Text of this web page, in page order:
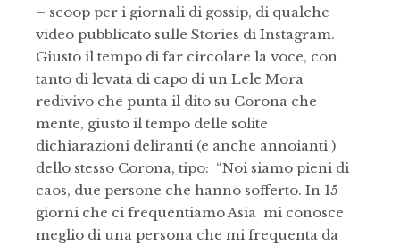
– scoop per i giornali di gossip, di qualche
video pubblicato sulle Stories di Instagram.
Giusto il tempo di far circolare la voce, con
tanto di levata di capo di un Lele Mora
redivivo che punta il dito su Corona che
mente, giusto il tempo delle solite
dichiarazioni deliranti (e anche annoianti )
dello stesso Corona, tipo: “Noi siamo pieni di
caos, due persone che hanno sofferto. In 15
giorni che ci frequentiamo Asia mi conosce
meglio di una persona che mi frequenta da